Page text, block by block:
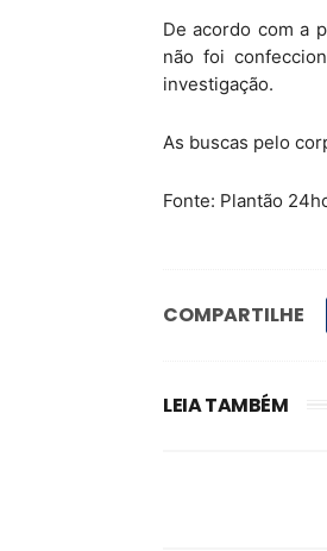
De acordo com a
não foi
investigação.
As buscas pelo
Fonte: Plantão
COMPARTILHE
LEIA TAMBÉM